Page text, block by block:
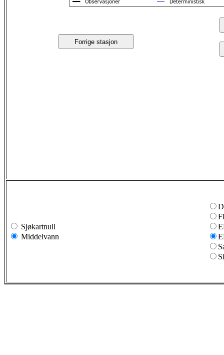
Forrige stasjon
Sjøkartnull
Middelvann